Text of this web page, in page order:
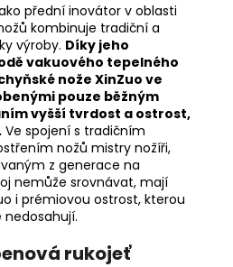
přední inovátor v oblasti
kombinuje tradiční a
výroby. Díky jeho
vakuového tepelného
nože XinZuo ve
pouze běžným
vyšší tvrdost a ostrost,
Ve spojení s tradičním
nožů mistry nožíři,
z generace na
nemůže srovnávat, mají
i prémiovou ostrost, kterou
rukojeť